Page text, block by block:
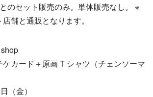
のセット販売のみ。単体販売なし。 ※
舗と通販となります。
カード＋原画 T シャツ（チェンソーマ
（金）